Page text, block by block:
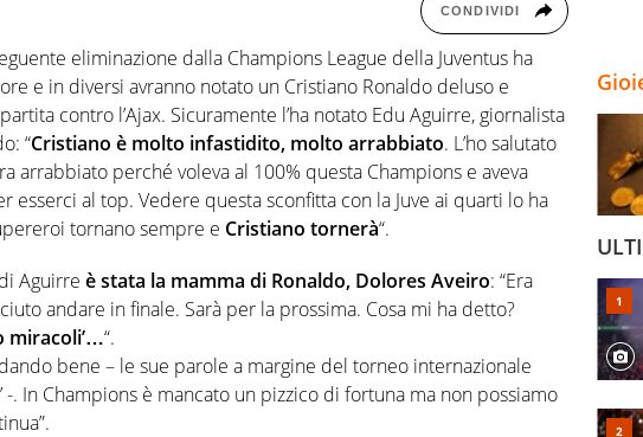
CONDIVIDI
eliminazione dalla Champions League della Juventus ha
e in diversi avranno notato un Cristiano Ronaldo deluso e
contro l’Ajax. Sicuramente l’ha notato Edu Aguirre, giornalista
“Cristiano è molto infastidito, molto arrabbiato. L’ho salutato
arrabbiato perché voleva al 100% questa Champions e aveva
esserci al top. Vedere questa sconfitta con la Juve ai quarti lo ha
tornano sempre e Cristiano tornerà“.
Aguirre è stata la mamma di Ronaldo, Dolores Aveiro: “Era
andare in finale. Sarà per la prossima. Cosa mi ha detto?
miracoli’…“.
bene – le sue parole a margine del torneo internazionale
-. In Champions è mancato un pizzico di fortuna ma non possiamo